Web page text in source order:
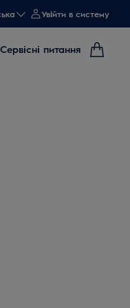
Увійти в систему
Сервісні питання